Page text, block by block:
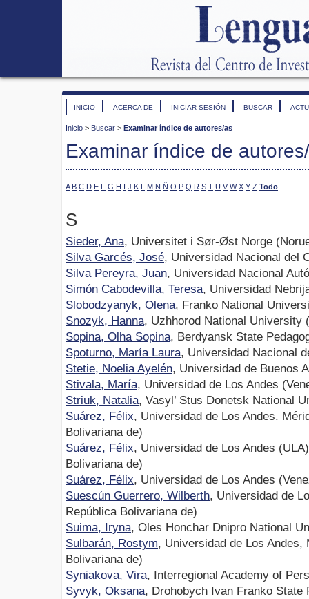
INICIO ACERCA DE INICIAR SESIÓN BUSCAR
Inicio > Buscar > Examinar índice de autores/as
Examinar índice de
A B C D E F G H I J K L M N Ñ O P Q R S T U V W X Y Z Todo
S
Sieder, Ana, Universitet i Sør-Øst Norge
Silva Garcés, José, Universidad Nacional del
Silva Pereyra, Juan, Universidad Nacional
Simón Cabodevilla, Teresa, Universidad
Slobodzyanyk, Olena, Franko National
Snozyk, Hanna, Uzhhorod National University
Sopina, Olha Sopina, Berdyansk State
Spoturno, María Laura, Universidad Nacional
Stetie, Noelia Ayelén, Universidad de Buenos
Stivala, María, Universidad de Los Andes
Striuk, Natalia, Vasyl’ Stus Donetsk National
Suárez, Félix, Universidad de Los Andes.
Bolivariana de)
Suárez, Félix, Universidad de Los Andes
Bolivariana de)
Suárez, Félix, Universidad de Los Andes
Suescún Guerrero, Wilberth, Universidad de
República Bolivariana de)
Suima, Iryna, Oles Honchar Dnipro National
Sulbarán, Rostym, Universidad de Los Andes,
Bolivariana de)
Syniakova, Vira, Interregional Academy of
Syvyk, Oksana, Drohobych Ivan Franko State